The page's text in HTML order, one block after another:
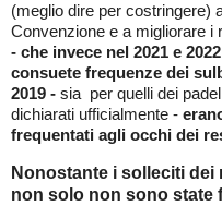
(meglio dire per costringere)
Convenzione e a migliorare i
- che invece nel 2021 e
consuete frequenze dei
2019 - sia per quelli dei
dichiarati ufficialmente -
frequentati agli occhi dei
Nonostante i solleciti
non solo non sono state